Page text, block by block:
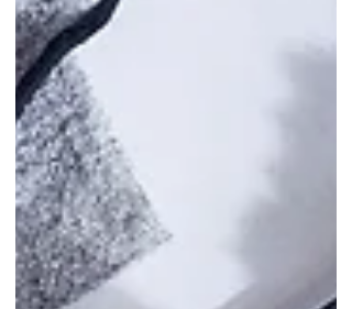
התאהבו במאפינס האלו. עשרות מאפים הוכנו
עבורם כדי לספק את הדרישה, והם הפכו ללהיט
ויראלי שכולם רצו להכין. המאפינס האלה, שהציתו